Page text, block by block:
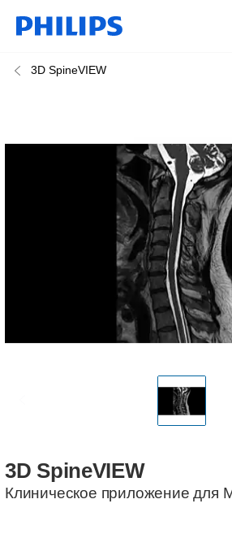
3D SpineVIEW
3D SpineVIEW
Клиническое приложение для